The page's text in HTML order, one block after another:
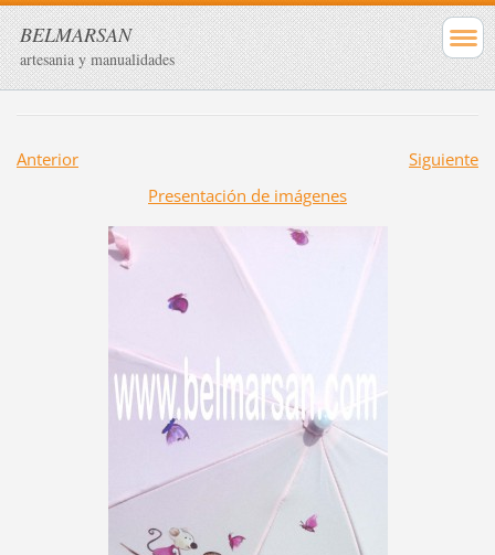
BELMARSAN
artesania y manualidades
Anterior
Siguiente
Presentación de imágenes